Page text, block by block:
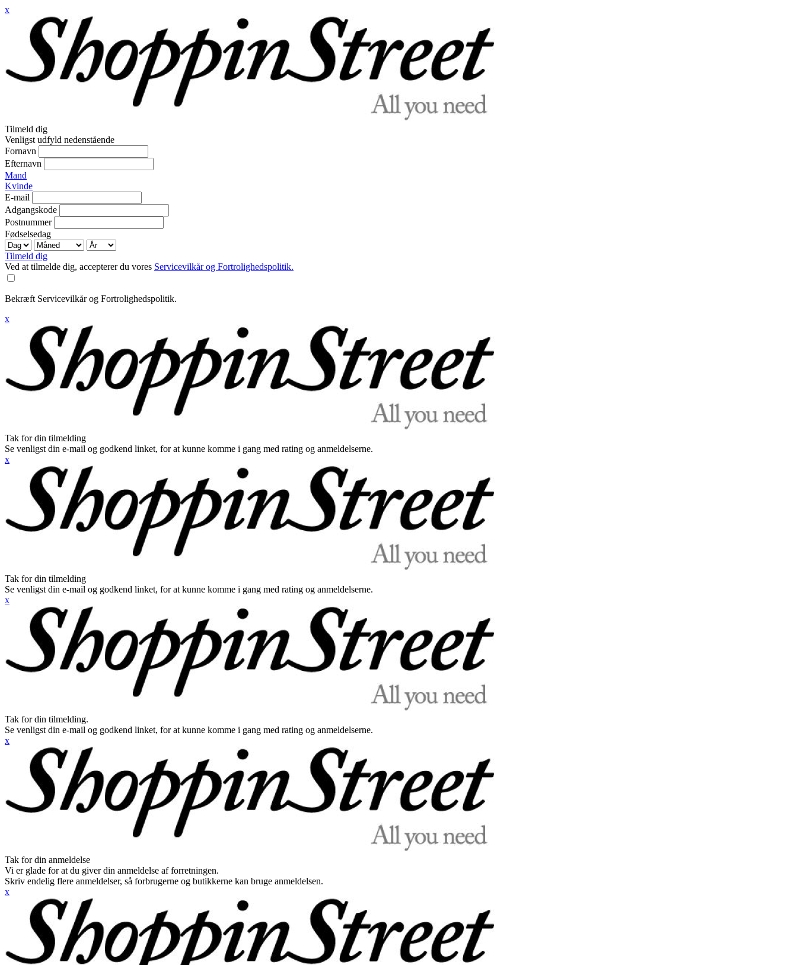
x
Tilmeld dig
Venligst udfyld nedenstående
Fornavn
Efternavn
Mand
Kvinde
E-mail
Adgangskode
Postnummer
Fødselsedag
Tilmeld dig
Ved at tilmelde dig, accepterer du vores Servicevilkår og Fortrolighedspolitik.
Bekræft Servicevilkår og Fortrolighedspolitik.
x
Tak for din tilmelding
Se venligst din e-mail og godkend linket, for at kunne komme i gang med rating og anmeldelserne.
x
Tak for din tilmelding
Se venligst din e-mail og godkend linket, for at kunne komme i gang med rating og anmeldelserne.
x
Tak for din tilmelding.
Se venligst din e-mail og godkend linket, for at kunne komme i gang med rating og anmeldelserne.
x
Tak for din anmeldelse
Vi er glade for at du giver din anmeldelse af forretningen.
Skriv endelig flere anmeldelser, så forbrugerne og butikkerne kan bruge anmeldelsen.
x